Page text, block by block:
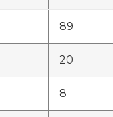
89
20
8